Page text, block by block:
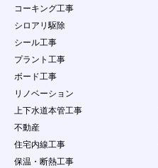
コーキング工事
シロアリ駆除
シール工事
プラント工事
ボード工事
リノベーション
上下水道本管工事
不動産
住宅内線工事
保温・断熱工事